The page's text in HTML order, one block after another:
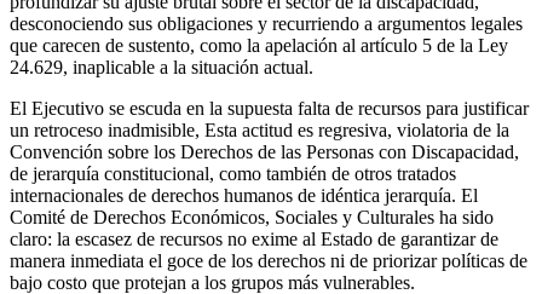
desconociendo sus obligaciones y recurriendo a argumentos legales
que carecen de sustento, como la apelación al artículo 5 de la Ley
24.629, inaplicable a la situación actual.
El Ejecutivo se escuda en la supuesta falta de recursos para justificar
un retroceso inadmisible, Esta actitud es regresiva, violatoria de la
Convención sobre los Derechos de las Personas con Discapacidad,
de jerarquía constitucional, como también de otros tratados
internacionales de derechos humanos de idéntica jerarquía. El
Comité de Derechos Económicos, Sociales y Culturales ha sido
claro: la escasez de recursos no exime al Estado de garantizar de
manera inmediata el goce de los derechos ni de priorizar políticas de
bajo costo que protejan a los grupos más vulnerables.